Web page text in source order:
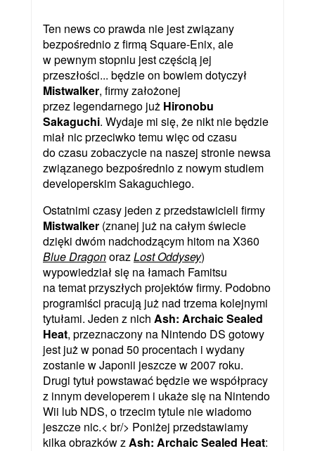
Ten news co prawda nie jest związany
bezpośrednio z firmą Square-Enix, ale
w pewnym stopniu jest częścią jej
przeszłości... będzie on bowiem dotyczył
Mistwalker, firmy założonej
przez legendarnego już Hironobu
Sakaguchi. Wydaje mi się, że nikt nie będzie
miał nic przeciwko temu więc od czasu
do czasu zobaczycie na naszej stronie newsa
związanego bezpośrednio z nowym studiem
developerskim Sakaguchiego.
Ostatnimi czasy jeden z przedstawicieli firmy
Mistwalker (znanej już na całym świecie
dzięki dwóm nadchodzącym hitom na X360
Blue DragonorazLost Oddysey)
wypowiedział się na łamach Famitsu
na temat przyszłych projektów firmy. Podobno
programiści pracują już nad trzema kolejnymi
tytułami. Jeden z nich Ash: Archaic Sealed
Heat, przeznaczony na Nintendo DS gotowy
jest już w ponad 50 procentach i wydany
zostanie w Japonii jeszcze w 2007 roku.
Drugi tytuł powstawać będzie we współpracy
z innym developerem i ukaże się na Nintendo
Wii lub NDS, o trzecim tytule nie wiadomo
jeszcze nic.< br/> Poniżej przedstawiamy
kilka obrazków zAsh: Archaic Sealed Heat: